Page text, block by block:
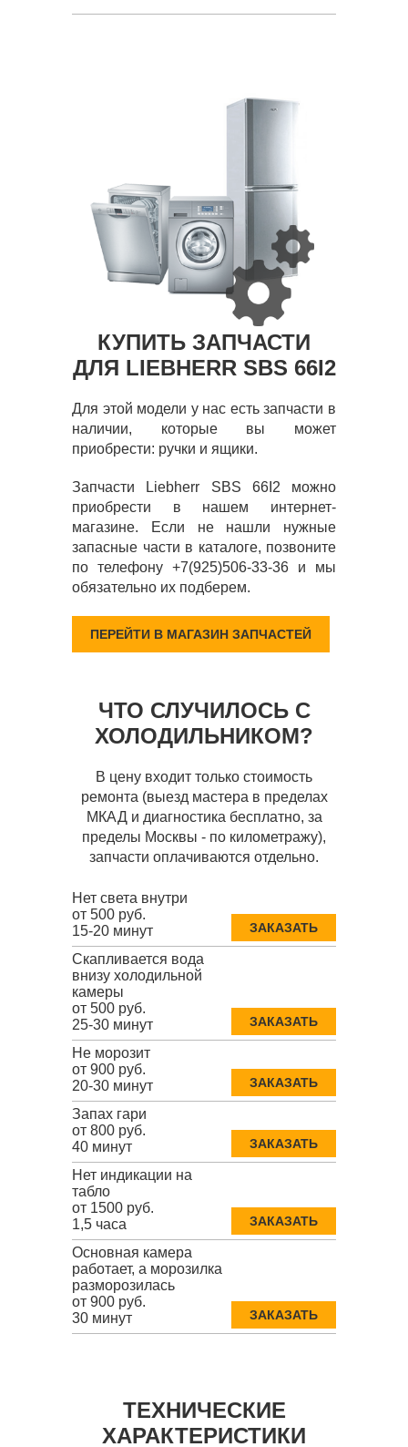
КУПИТЬ ЗАПЧАСТИ
ДЛЯ LIEBHERR SBS 66I2
Для этой модели у нас есть запчасти в
наличии, которые вы может
приобрести: ручки и ящики.
Запчасти Liebherr SBS 66I2 можно
приобрести в нашем интернет-
магазине. Если не нашли нужные
запасные части в каталоге, позвоните
по телефону +7(925)506-33-36 и мы
обязательно их подберем.
ПЕРЕЙТИ В МАГАЗИН ЗАПЧАСТЕЙ
ЧТО СЛУЧИЛОСЬ С
ХОЛОДИЛЬНИКОМ?
В цену входит только стоимость
ремонта (выезд мастера в пределах
МКАД и диагностика бесплатно, за
пределы Москвы - по километражу),
запчасти оплачиваются отдельно.
Нет света внутри
от 500 руб.
15-20 минут
ЗАКАЗАТЬ
Скапливается вода
внизу холодильной
камеры
от 500 руб.
25-30 минут
ЗАКАЗАТЬ
Не морозит
от 900 руб.
20-30 минут
ЗАКАЗАТЬ
Запах гари
от 800 руб.
40 минут
ЗАКАЗАТЬ
Нет индикации на
табло
от 1500 руб.
1,5 часа
ЗАКАЗАТЬ
Основная камера
работает, а морозилка
разморозилась
от 900 руб.
30 минут
ЗАКАЗАТЬ
ТЕХНИЧЕСКИЕ
ХАРАКТЕРИСТИКИ